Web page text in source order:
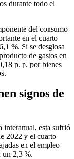
durante todo el
del consumo
en el cuarto
%. Si se desglosa
de gastos en
p. p. por bienes
signos de
interanual, esta sufrió
2022 y el cuarto
en el empleo
un 2,3 %.